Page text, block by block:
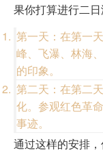
果你打算进行二
第一天：在第一
峰、飞瀑、林海
的印象。
第二天：在第二
化。参观红色革
事迹。
通过这样的安排